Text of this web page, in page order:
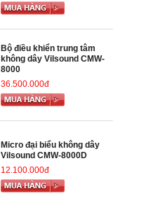
Bộ điều khiển trung tâm
không dây Vilsound CMW-
8000
36.500.000đ
Micro đại biểu không dây
Vilsound CMW-8000D
12.100.000đ